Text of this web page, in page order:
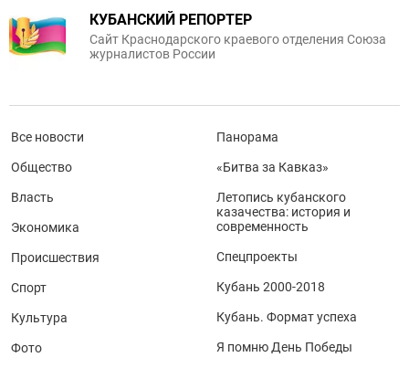
КУБАНСКИЙ РЕПОРТЕР
Сайт Краснодарского краевого отделения Союза
журналистов России
Все новости
Общество
Власть
Экономика
Происшествия
Спорт
Культура
Фото
Панорама
«Битва за Кавказ»
Летопись кубанского
казачества: история и
современность
Спецпроекты
Кубань 2000-2018
Кубань. Формат успеха
Я помню День Победы